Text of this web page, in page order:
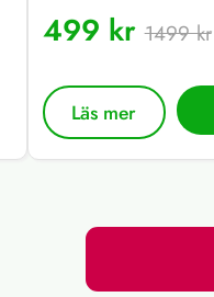
499 kr1499 kr
Läs mer